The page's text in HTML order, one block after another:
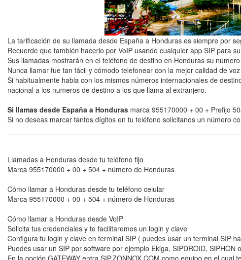
La tarificación de su llamada desde España a Honduras es siempre por
Recuerde que también hacerlo por VoIP usando cualquier app SIP para
Sus llamadas mostrarán en el teléfono de destino en Honduras su
Nunca llamar fue tan fácil y cómodo telefonear con la mejor calidad de
Si habitualmente habla con los mismos números internacionales de
nacional a los numeros de destino a los que llama al extranjero.
Si llamas desde España a Honduras marca 955170000 + 00 + Prefijo
Si no deseas marcar tantos dígitos en tu teléfono solicitanos un número
Llamadas a Honduras desde tu teléfono fijo
Marca 955170000 + 00 + 504 + número de Honduras
Cómo llamar a Honduras desde tu teléfono celular
Marca 955170000 + 00 + 504 + número de Honduras
Cómo llamar a Honduras desde VoIP
Solicita tus credenciales y te facilitaremos un login y clave
Configura tu login y clave en terminal SIP ( puedes usar un terminal SIP
Puedes usar un SIP por software por ejemplo Ekiga, SIPDROID, SIPHON